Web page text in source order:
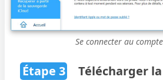
Se connecter au
Étape 3
Télécharger